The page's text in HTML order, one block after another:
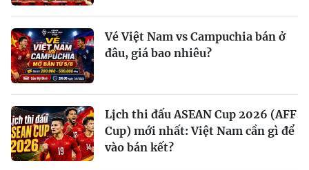
Vé Việt Nam vs Campuchia bán ở
đâu, giá bao nhiêu?
Lịch thi đấu ASEAN Cup 2026 (AFF
Cup) mới nhất: Việt Nam cần gì để
vào bán kết?